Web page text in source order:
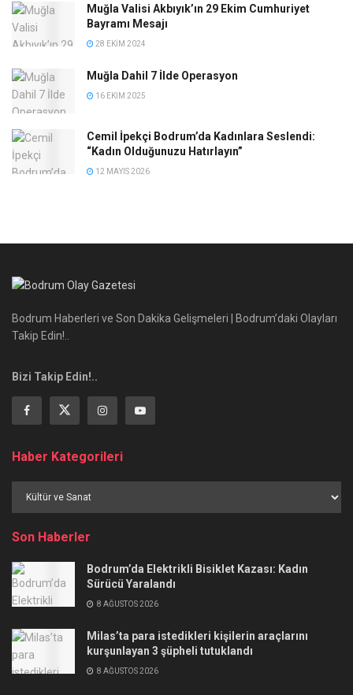
Muğla Valisi Akbıyık’ın 29 Ekim Cumhuriyet
Bayramı Mesajı
28 EKIM 2024
Muğla Dahil 7 İlde Operasyon
16 EKIM 2025
Cemil İpekçi Bodrum’da Kadınlara Seslendi:
“Kadın Olduğunuzu Hatırlayın”
12 MAYIS 2026
Bodrum Haberleri ve Son Dakika Gelişmeleri | Bodrum’daki Olayları
Takip Edin!..
Bizi Takip Edin!..
Haber Kategorileri
Son Haberler
Bodrum’da Elektrikli Bisiklet Kazası: Kadın
Sürücü Yaralandı
8 AĞUSTOS 2026
Milas’ta para istedikleri kişilerin araçlarını
kurşunlayan 3 şüpheli tutuklandı
8 AĞUSTOS 2026